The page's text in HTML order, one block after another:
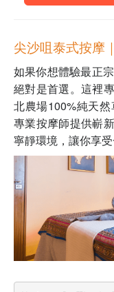
尖沙咀泰式按摩
如果你想體驗最正
絕對是首選。這裡
北農場100%純天
專業按摩師提供嶄
寧靜環境，讓你享